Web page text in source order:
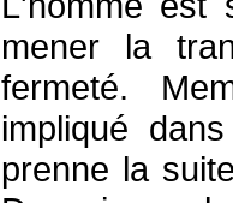
mener la
fermeté.
impliqué
prenne la